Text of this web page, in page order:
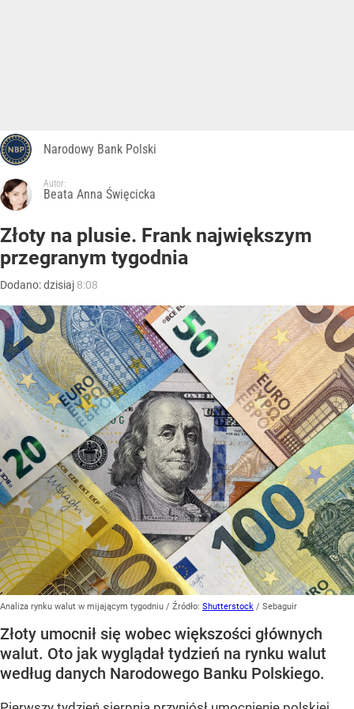
Narodowy Bank Polski
Autor:
Beata Anna Święcicka
Złoty na plusie. Frank największym
przegranym tygodnia
Dodano:dzisiaj 8:08
Analiza rynku walut w mijającym tygodniu / Źródło: Shutterstock / Sebaguir
Złoty umocnił się wobec większości głównych
walut. Oto jak wyglądał tydzień na rynku walut
według danych Narodowego Banku Polskiego.